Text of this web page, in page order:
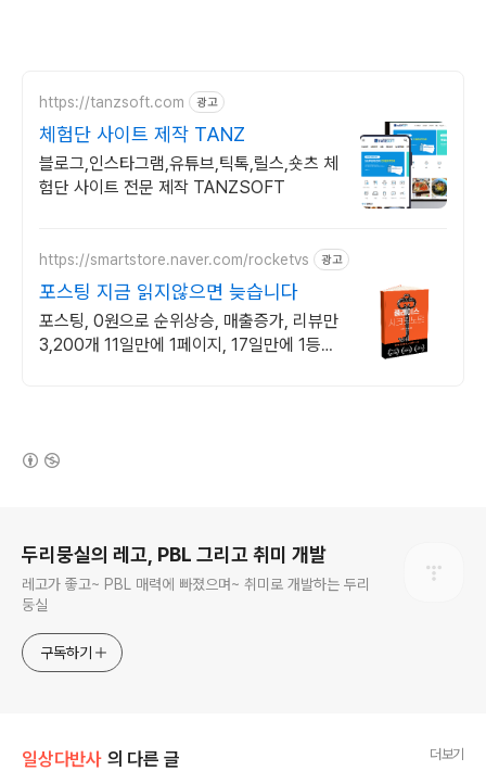
https://tanzsoft.com 광고
체험단 사이트 제작 TANZ
블로그,인스타그램,유튜브,틱톡,릴스,숏츠 체
험단 사이트 전문 제작 TANZSOFT
https://smartstore.naver.com/rocketvs 광고
포스팅 지금 읽지않으면 늦습니다
포스팅, 0원으로 순위상승, 매출증가, 리뷰만
3,200개 11일만에 1페이지, 17일만에 1등찍
두리뭉실의 레고, PBL 그리고 취미 개발
레고가 좋고~ PBL 매력에 빠졌으며~ 취미로 개발하는 두리
둥실
구독하기
일상다반사 의 다른 글 더보기